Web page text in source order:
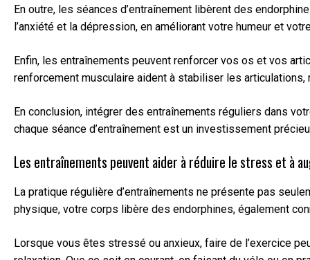
En outre, les séances d’entraînement libèrent des
l’anxiété et la dépression, en améliorant votre humeur et
Enfin, les entraînements peuvent renforcer vos os et vos
renforcement musculaire aident à stabiliser les
En conclusion, intégrer des entraînements réguliers dans
chaque séance d’entraînement est un investissement
Les entraînements peuvent aider à réduire le stress et à
La pratique régulière d’entraînements ne présente pas
physique, votre corps libère des endorphines, également
Lorsque vous êtes stressé ou anxieux, faire de l’exercice